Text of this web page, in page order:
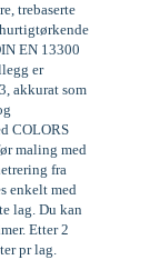
trebaserte
EN 13300
er
akkurat som
COLORS
maling med
fra
enkelt med
lag. Du kan
Etter 2
pr lag.